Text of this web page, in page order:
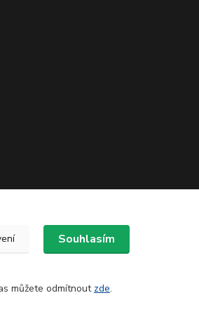
Souhlasím
můžete odmítnout zde.